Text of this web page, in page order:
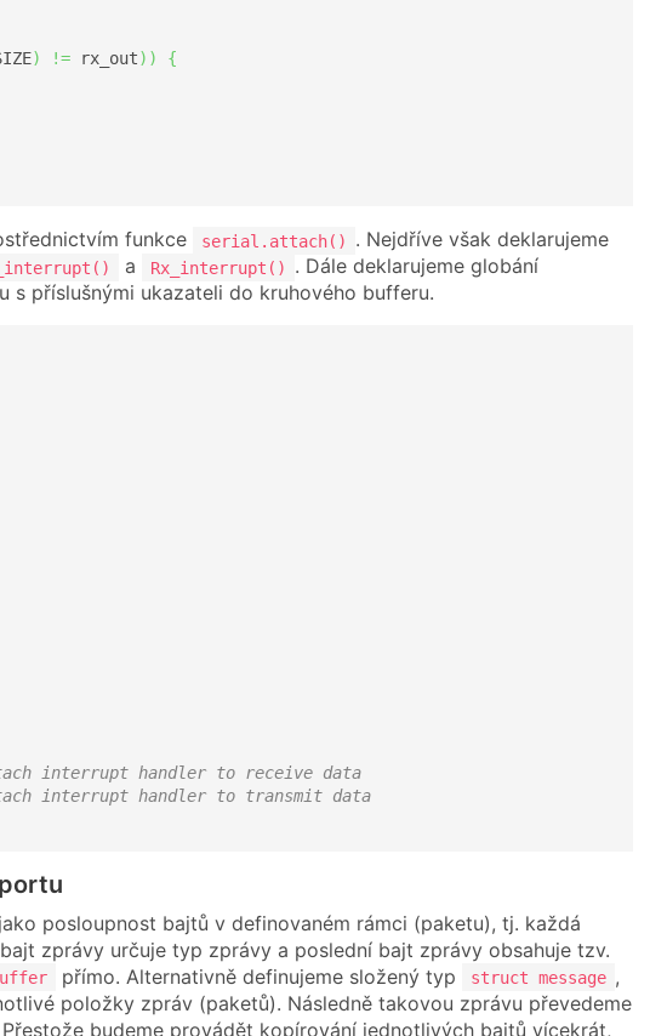
) != rx_out) )
{
funkce serial.attach()
. Nejdříve však deklarujeme
a Rx_interrupt()
. Dále deklarujeme globání
příslušnými ukazateli do kruhového bufferu.
interrupt handler to receive data
interrupt handler to transmit data
posloupnost bajtů v definovaném rámci (paketu), tj. každá
zprávy určuje typ zprávy a poslední bajt zprávy obsahuje tzv.
přímo. Alternativně definujeme složený typ struct message ,
položky zpráv (paketů). Následně takovou zprávu převedeme
budeme provádět kopírování jednotlivých bajtů vícekrát,